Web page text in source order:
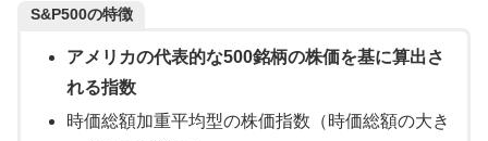
S&P500の特徴
アメリカの代表的な500銘柄の株価を基に算出さ
れる指数
時価総額加重平均型の株価指数（時価総額の大き